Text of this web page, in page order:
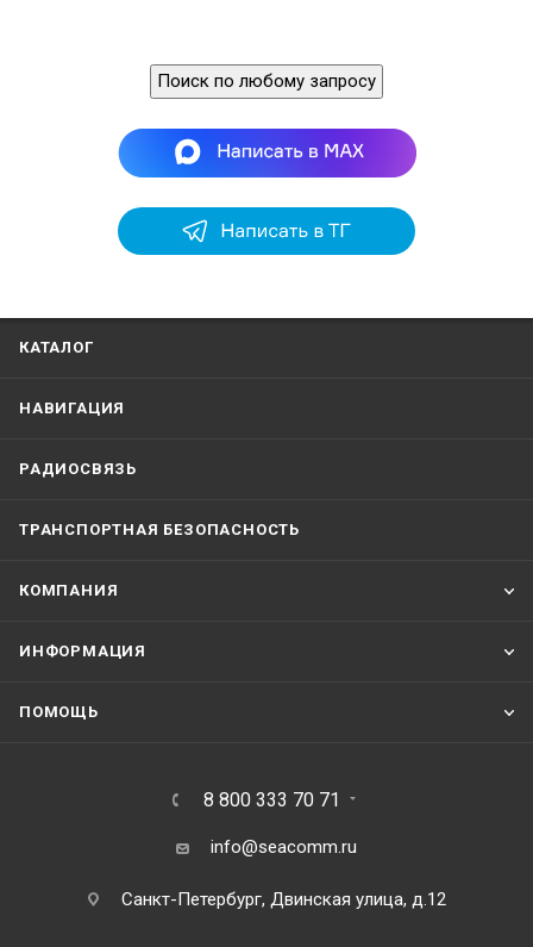
Поиск по любому запросу
КАТАЛОГ
НАВИГАЦИЯ
РАДИОСВЯЗЬ
ТРАНСПОРТНАЯ БЕЗОПАСНОСТЬ
КОМПАНИЯ
ИНФОРМАЦИЯ
ПОМОЩЬ
8 800 333 70 71
info@seacomm.ru
Санкт-Петербург, Двинская улица, д.12